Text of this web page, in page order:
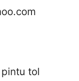
tol